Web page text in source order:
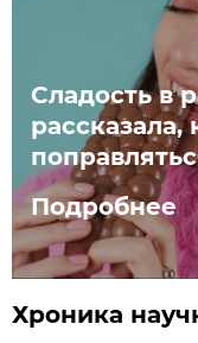
Сладость в
Подробнее
Хроника